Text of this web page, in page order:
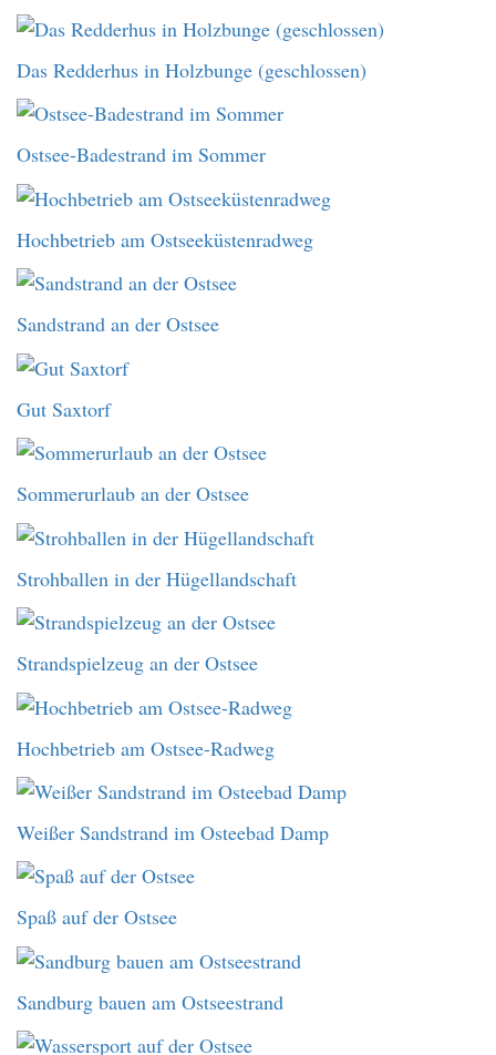
Das Redderhus in Holzbunge (geschlossen)
Ostsee-Badestrand im Sommer
Hochbetrieb am Ostseeküstenradweg
Sandstrand an der Ostsee
Gut Saxtorf
Sommerurlaub an der Ostsee
Strohballen in der Hügellandschaft
Strandspielzeug an der Ostsee
Hochbetrieb am Ostsee-Radweg
Weißer Sandstrand im Osteebad Damp
Spaß auf der Ostsee
Sandburg bauen am Ostseestrand